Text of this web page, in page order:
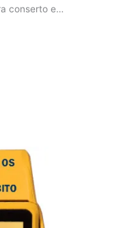
conserto e…